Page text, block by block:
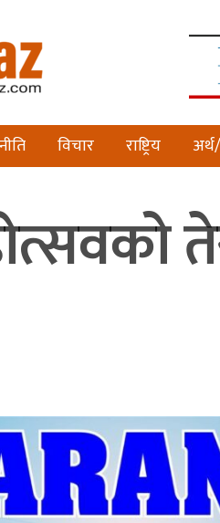
विचार राष्ट्रिय